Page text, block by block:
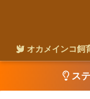
オカメインコ飼
ス